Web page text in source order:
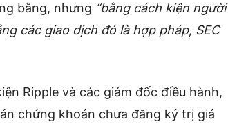
bằng, nhưng “bằng cách kiện người
các giao dịch đó là hợp pháp, SEC
Ripple và các giám đốc điều hành,
chứng khoán chưa đăng ký trị giá